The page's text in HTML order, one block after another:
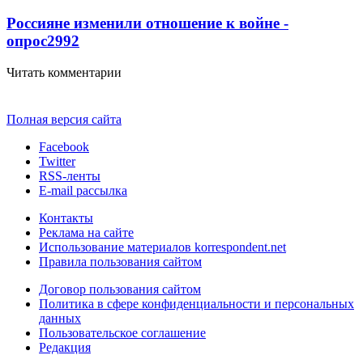
Россияне изменили отношение к войне -
опрос2992
Читать комментарии
Полная версия сайта
Facebook
Twitter
RSS-ленты
E-mail рассылка
Контакты
Реклама на сайте
Использование материалов korrespondent.net
Правила пользования сайтом
Договор пользования сайтом
Политика в сфере конфиденциальности и персональных
данных
Пользовательское соглашение
Редакция